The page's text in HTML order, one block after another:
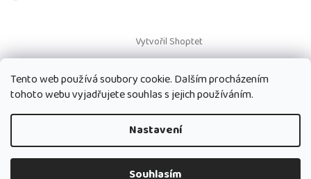
Tento web používá soubory cookie. Dalším procházením
tohoto webu vyjadřujete souhlas s jejich používáním.
Nastavení
Souhlasím
Vytvořil Shoptet
Copyright 2026Paruky Jilly Lenau s.r.o.. Všechna práva vyhrazena.